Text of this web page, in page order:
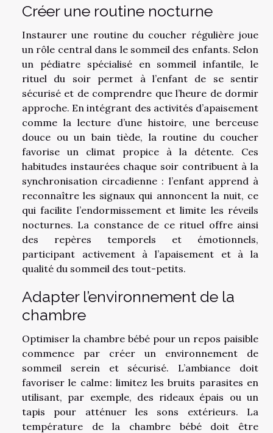
Créer une routine nocturne
Instaurer une routine du coucher régulière joue
un rôle central dans le sommeil des enfants. Selon
un pédiatre spécialisé en sommeil infantile, le
rituel du soir permet à l’enfant de se sentir
sécurisé et de comprendre que l’heure de dormir
approche. En intégrant des activités d’apaisement
comme la lecture d’une histoire, une berceuse
douce ou un bain tiède, la routine du coucher
favorise un climat propice à la détente. Ces
habitudes instaurées chaque soir contribuent à la
synchronisation circadienne : l’enfant apprend à
reconnaître les signaux qui annoncent la nuit, ce
qui facilite l’endormissement et limite les réveils
nocturnes. La constance de ce rituel offre ainsi
des repères temporels et émotionnels,
participant activement à l’apaisement et à la
qualité du sommeil des tout-petits.
Adapter l’environnement de la
chambre
Optimiser la chambre bébé pour un repos paisible
commence par créer un environnement de
sommeil serein et sécurisé. L’ambiance doit
favoriser le calme : limitez les bruits parasites en
utilisant, par exemple, des rideaux épais ou un
tapis pour atténuer les sons extérieurs. La
température de la chambre bébé doit être